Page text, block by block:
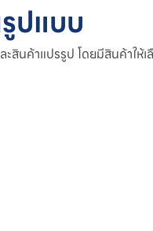
ปแบบ
สินค้าแปรรูป โดยมีสินค้าให้